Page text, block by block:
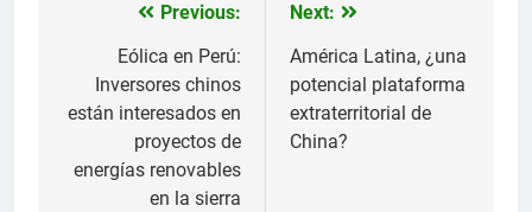
Navegación
entradas
Previous:
Eólica en Perú:
Inversores chinos
están interesados en
proyectos de
energías renovables
en la sierra
Next:
América Latina, ¿una
potencial plataforma
extraterritorial de
China?